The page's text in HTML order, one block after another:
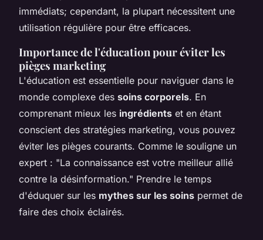
immédiats; cependant, la plupart nécessitent une
utilisation régulière pour être efficaces.
Importance de l'éducation pour éviter les
pièges marketing
L'éducation est essentielle pour naviguer dans le
monde complexe des soins corporels. En
comprenant mieux les ingrédients et en étant
conscient des stratégies marketing, vous pouvez
éviter les pièges courants. Comme le souligne un
expert : "La connaissance est votre meilleur allié
contre la désinformation." Prendre le temps
d'éduquer sur les mythes sur les soins permet de
faire des choix éclairés.